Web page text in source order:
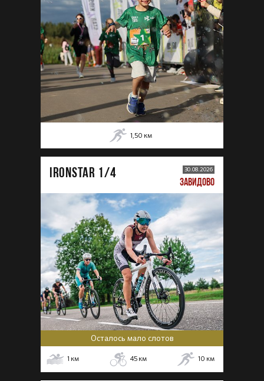
1,50 км
IRONSTAR 1/4 30.08.2026
ЗАВИДОВО
Осталось мало слотов
1 км 45 км 10 км